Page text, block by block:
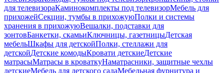
для телевизораКаминокомплекты под телевизорМебель для
прихожейСекции, тумбы в прихожуюПолки и системы
хранения в прихожуюВешалки, подставки для
зонтовБанкетки, скамьиКлючницы, газетницыДетская
мебельШкафы для детскойПолки, стеллажи для
детскойДетские комодыКровати детскиеДетские
матрасыМатрасы в кроваткуНаматрасники, защитные чехлы
детскиеМебель для детского садаМебельная фурнитура и